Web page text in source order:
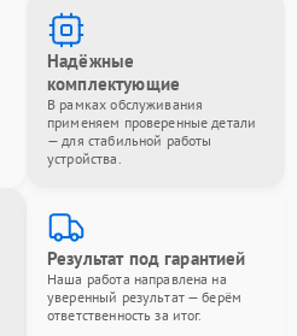
Надёжные
комплектующие
В рамках обслуживания
применяем проверенные детали
— для стабильной работы
устройства.
Результат под гарантией
Наша работа направлена на
уверенный результат — берём
ответственность за итог.